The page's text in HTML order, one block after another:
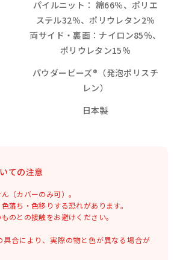
パイルニット： 綿66％、ポリエ
ステル32％、ポリウレタン2％
両サイド・裏面：ナイロン85％、
ポリウレタン15％
パウダービーズ®（発泡ポリスチ
レン）
日本製
ての注意
（カバーのみ可）。
落ち・色移りする恐れがあります。
のとの接触をお避けください。
合により、実際の物と色が異なる場合が